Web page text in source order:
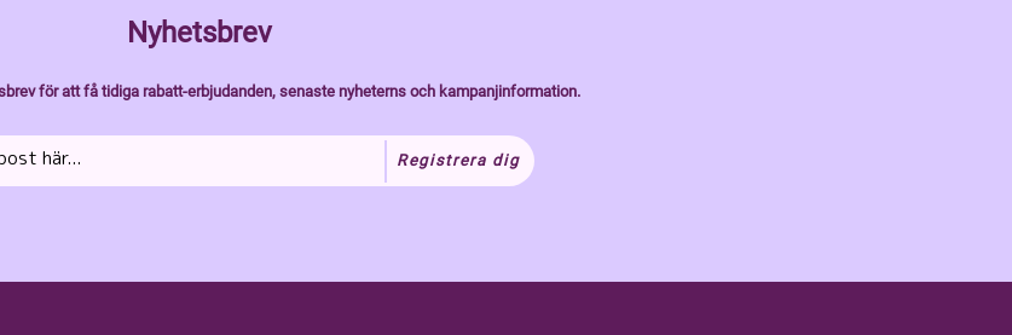
Nyhetsbrev
för att få tidiga rabatt-erbjudanden, senaste nyheterns och kampanjinformation.
Registrera dig